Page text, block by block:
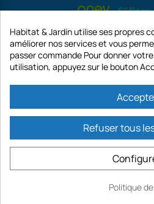
capital de 187 203,29 €, 32 Rue de
GECODIS.SA créée le 04/11/1998 est une
de 2.750.640,00
TOUTES NOS PROMOTIONS SONT
DISPONIBLES
Habitat & Jardin utilise ses propres
améliorer nos services et vous
passer commande Pour donner
utilisation, appuyez sur le bouton
Refuser tous
Politique